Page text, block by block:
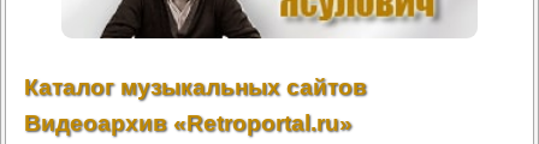
Каталог музыкальных сайтов
Видеоархив «Retroportal.ru»